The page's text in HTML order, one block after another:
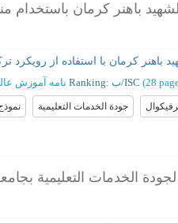
باهنر كرمان
نامه آموزش Ranking: ب/ISC (‎28
جودة الخدمات التعليمية
الخدمات التعليمية